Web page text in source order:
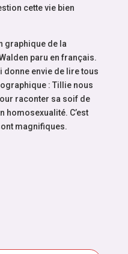
cette vie bien
graphique de la
paru en français.
donne envie de lire tous
: Tillie nous
raconter sa soif de
homosexualité. C’est
magnifiques.